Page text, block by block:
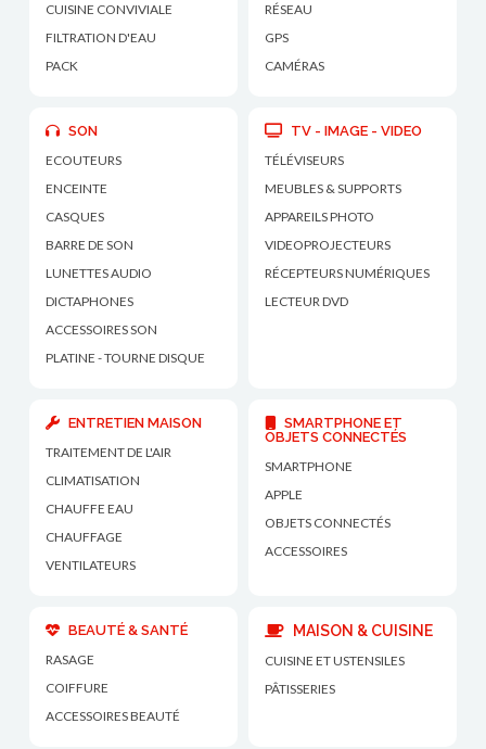
CUISINE CONVIVIALE
FILTRATION D'EAU
PACK
RÉSEAU
GPS
CAMÉRAS
SON
ECOUTEURS
ENCEINTE
CASQUES
BARRE DE SON
LUNETTES AUDIO
DICTAPHONES
ACCESSOIRES SON
PLATINE - TOURNE DISQUE
TV - IMAGE - VIDEO
TÉLÉVISEURS
MEUBLES & SUPPORTS
APPAREILS PHOTO
VIDEOPROJECTEURS
RÉCEPTEURS NUMÉRIQUES
LECTEUR DVD
ENTRETIEN MAISON
TRAITEMENT DE L'AIR
CLIMATISATION
CHAUFFE EAU
CHAUFFAGE
VENTILATEURS
SMARTPHONE ET
OBJETS CONNECTÉS
SMARTPHONE
APPLE
OBJETS CONNECTÉS
ACCESSOIRES
BEAUTÉ & SANTÉ
RASAGE
COIFFURE
ACCESSOIRES BEAUTÉ
MAISON & CUISINE
CUISINE ET USTENSILES
PÂTISSERIES